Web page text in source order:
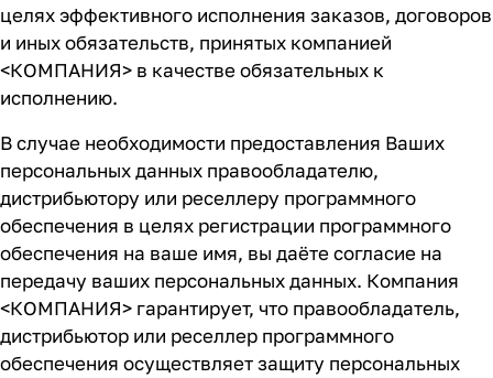
целях эффективного исполнения заказов, договоров
и иных обязательств, принятых компанией
<КОМПАНИЯ> в качестве обязательных к
исполнению.
В случае необходимости предоставления Ваших
персональных данных правообладателю,
дистрибьютору или реселлеру программного
обеспечения в целях регистрации программного
обеспечения на ваше имя, вы даёте согласие на
передачу ваших персональных данных. Компания
<КОМПАНИЯ> гарантирует, что правообладатель,
дистрибьютор или реселлер программного
обеспечения осуществляет защиту персональных